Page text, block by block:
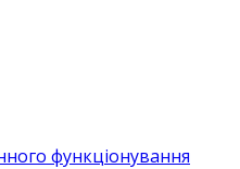
функціонування